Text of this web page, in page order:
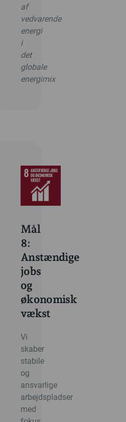
af
vedvarende
energi
i
det
globale
energimix
Mål
8:
Anstændige
jobs
og
økonomisk
vækst
Vi
skaber
stabile
og
ansvarlige
arbejdspladser
med